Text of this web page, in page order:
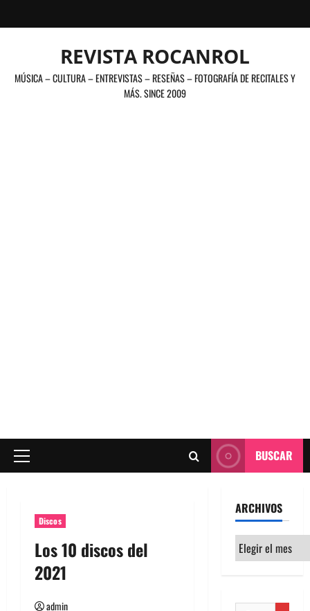
al
REVISTA ROCANROL
MÚSICA – CULTURA – ENTREVISTAS – RESEÑAS – FOTOGRAFÍA DE RECITALES Y
MÁS. SINCE 2009
Menú
BUSCAR
Discos
Los 10 discos del
2021
admin
ARCHIVOS
Archivos